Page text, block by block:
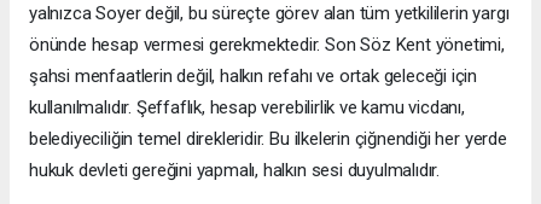
yalnızca Soyer değil, bu süreçte görev alan tüm yetkililerin yargı
önünde hesap vermesi gerekmektedir. Son Söz Kent yönetimi,
şahsi menfaatlerin değil, halkın refahı ve ortak geleceği için
kullanılmalıdır. Şeffaflık, hesap verebilirlik ve kamu vicdanı,
belediyeciliğin temel direkleridir. Bu ilkelerin çiğnendiği her yerde
hukuk devleti gereğini yapmalı, halkın sesi duyulmalıdır.